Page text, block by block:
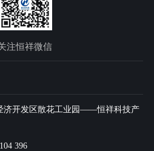
注恒祥微信
济开发区散花工业园——恒祥科技产
396